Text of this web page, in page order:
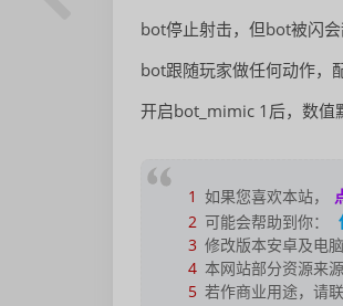
bot停止射击，但bot被闪
bot跟随玩家做任何动作，
开启bot_mimic 1后，数值
1 如果您喜欢本站，
2 可能会帮助到你：
3 修改版本安卓及电脑
4 本网站部分资源来
5 若作商业用途，请